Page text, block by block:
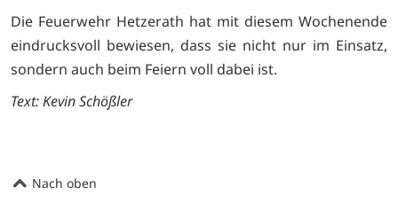
Die Feuerwehr Hetzerath hat mit diesem Wochenende
eindrucksvoll bewiesen, dass sie nicht nur im Einsatz,
sondern auch beim Feiern voll dabei ist.
Text: Kevin Schößler
Nach oben